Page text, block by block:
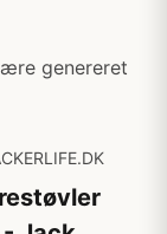
genereret